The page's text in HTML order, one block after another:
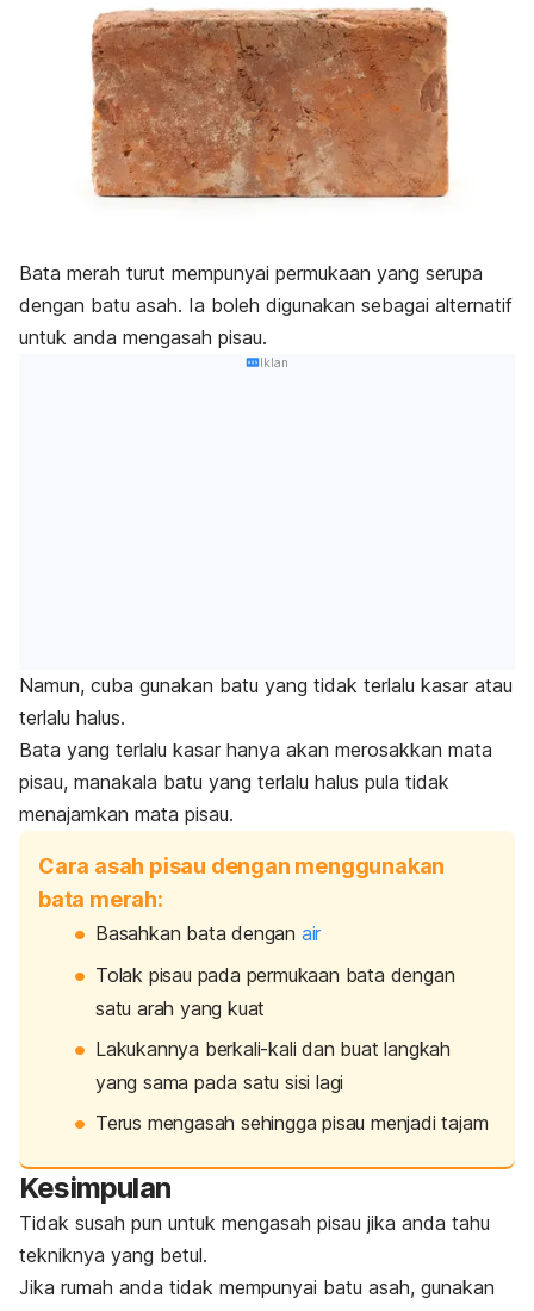
Bata merah turut mempunyai permukaan yang serupa
dengan batu asah. Ia boleh digunakan sebagai alternatif
untuk anda mengasah pisau.
Iklan
Namun, cuba gunakan batu yang tidak terlalu kasar atau
terlalu halus.
Bata yang terlalu kasar hanya akan merosakkan mata
pisau, manakala batu yang terlalu halus pula tidak
menajamkan mata pisau.
Cara asah pisau dengan menggunakan
bata merah:
Basahkan bata dengan air
Tolak pisau pada permukaan bata dengan
satu arah yang kuat
Lakukannya berkali-kali dan buat langkah
yang sama pada satu sisi lagi
Terus mengasah sehingga pisau menjadi tajam
Kesimpulan
Tidak susah pun untuk mengasah pisau jika anda tahu
tekniknya yang betul.
Jika rumah anda tidak mempunyai batu asah, gunakan